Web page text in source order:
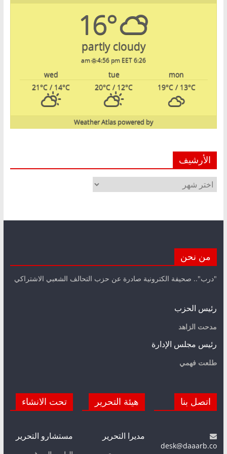
16°
partly cloudy
6:26 am
4:56 pm EET
mon
tue
wed
19°C/ 13°C
20°C / 12°C
21°C / 14°C
powered by
Weather Atlas
الأرشيف
الأرشيف
من نحن
"درب".. صحيفة الكترونية صادرة عن حزب التحالف الشعبي الاشتراكي
رئيس الحزب
مدحت الزاهد
رئيس مجلس الإدارة
طلعت فهمي
اتصل بنا
desk@daaarb.co
هيئة التحرير
مديرا التحرير
تحت الانشاء
مستشارو التحرير